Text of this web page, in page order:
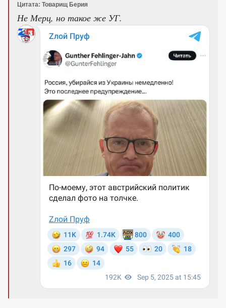
Цитата: Товарищ Берия
Не Мерц, но такое же УГ.